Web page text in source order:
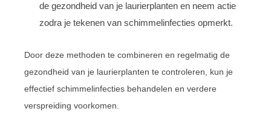
de gezondheid van je laurierplanten en neem actie
zodra je tekenen van schimmelinfecties opmerkt.
Door deze methoden te combineren en regelmatig de
gezondheid van je laurierplanten te controleren, kun je
effectief schimmelinfecties behandelen en verdere
verspreiding voorkomen.